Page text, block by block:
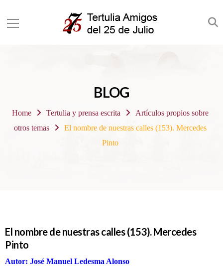
BLOG
Home Tertulia y prensa escrita
Artículos propios sobre
otros temas
El nombre de nuestras calles (153). Mercedes
Pinto
El nombre de nuestras calles (153). Mercedes
Pinto
Autor: José Manuel Ledesma Alonso